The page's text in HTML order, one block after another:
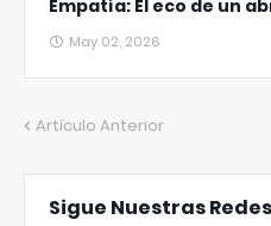
Empatía: El eco de un
May 02, 2026
Artículo Anterior
Sigue Nuestras